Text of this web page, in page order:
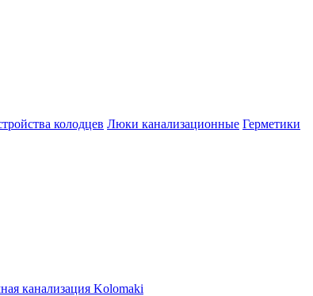
колодцев Люки канализационные Герметики
канализация Kolomaki